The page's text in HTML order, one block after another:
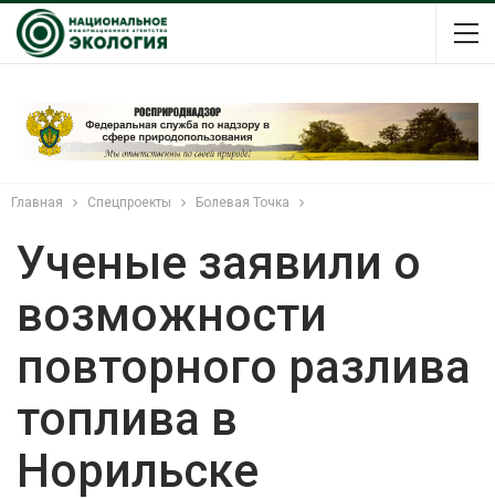
Главная Спецпроекты Болевая Точка
Ученые заявили о
возможности
повторного разлива
топлива в
Норильске